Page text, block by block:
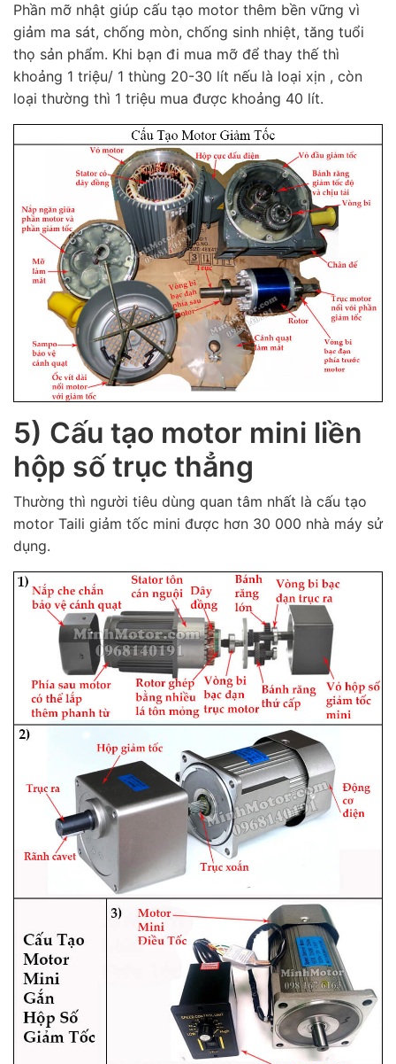
Phần mỡ nhật giúp cấu tạo motor thêm bền vững vì
giảm ma sát, chống mòn, chống sinh nhiệt, tăng tuổi
thọ sản phẩm. Khi bạn đi mua mỡ để thay thế thì
khoảng 1 triệu/ 1 thùng 20-30 lít nếu là loại xịn , còn
loại thường thì 1 triệu mua được khoảng 40 lít.
5) Cấu tạo motor mini liền
hộp số trục thẳng
Thường thì người tiêu dùng quan tâm nhất là cấu tạo
motor Taili giảm tốc mini được hơn 30 000 nhà máy sử
dụng.